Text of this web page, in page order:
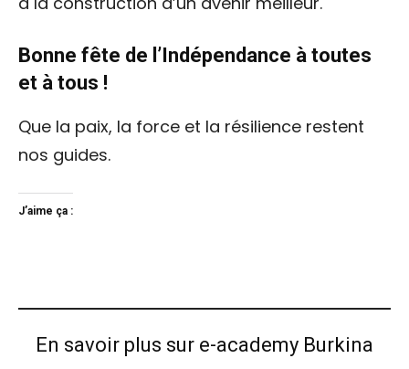
Bonne fête de l’Indépendance à toutes
et à tous !
Que la paix, la force et la résilience restent
nos guides.
J’aime ça :
En savoir plus sur e-academy Burkina